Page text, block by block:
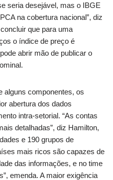
seria desejável, mas o IBGE
na cobertura nacional”, diz
que para uma
o índice de preço é
abrir mão de publicar o
alguns componentes, os
abertura dos dados
intra-setorial. “As contas
detalhadas”, diz Hamilton,
e 190 grupos de
mais ricos são capazes de
das informações, e no time
emenda. A maior exigência